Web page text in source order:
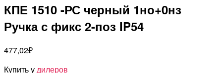
КПЕ 1510 -РС черный 1но+0нз
Ручка с фикс 2-поз IP54
477,02₽
Купить удилеров